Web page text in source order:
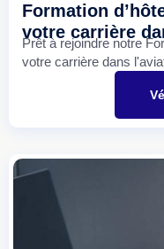
Formation
votre carrière
Prêt à rejoindre notre
votre carrière dans